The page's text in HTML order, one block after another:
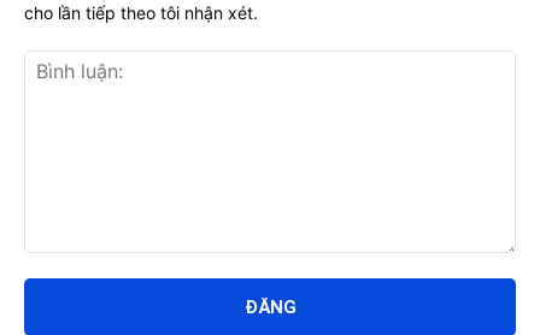
luận:
cho lần tiếp theo tôi nhận xét.